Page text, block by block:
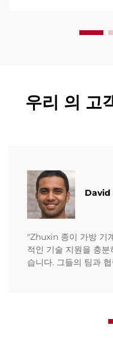
우리 의 고
David
"Zhuxin 종이 가방 기
적인 기술 지원을 충
습니다. 그들의 팀과